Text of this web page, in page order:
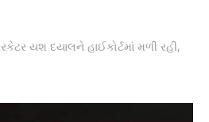
યશ દયાલને હાઈકોર્ટમાં મળી રહી,